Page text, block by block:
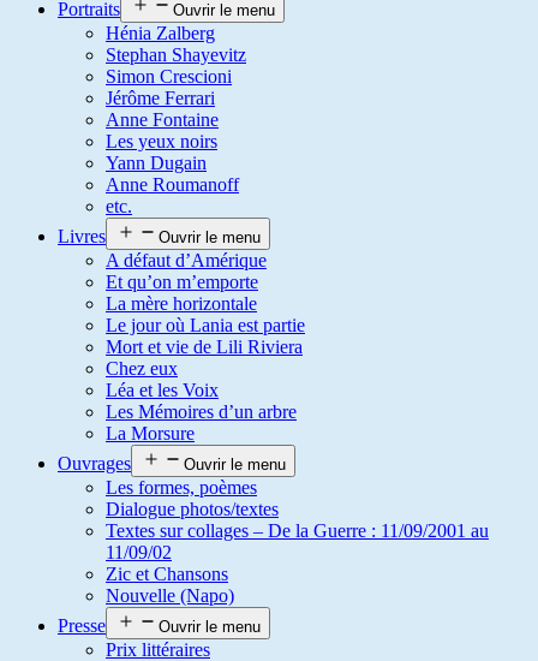
Portraits
Ouvrir le menu
Hénia Zalberg
Stephan Shayevitz
Simon Crescioni
Jérôme Ferrari
Anne Fontaine
Les yeux noirs
Yann Dugain
Anne Roumanoff
etc.
Livres
Ouvrir le menu
A défaut d’Amérique
Et qu’on m’emporte
La mère horizontale
Le jour où Lania est partie
Mort et vie de Lili Riviera
Chez eux
Léa et les Voix
Les Mémoires d’un arbre
La Morsure
Ouvrages
Ouvrir le menu
Les formes, poèmes
Dialogue photos/textes
Textes sur collages – De la Guerre : 11/09/2001 au
11/09/02
Zic et Chansons
Nouvelle (Napo)
Presse
Ouvrir le menu
Prix littéraires